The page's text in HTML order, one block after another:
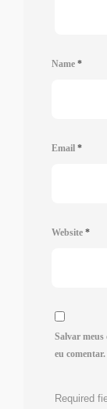
Name *
Email *
Website *
Salvar meus
eu comentar.
Required